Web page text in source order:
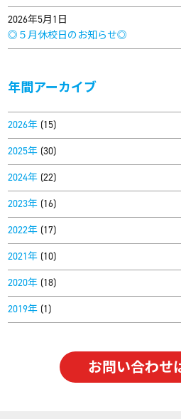
2026年5月1日
◎５月休校日のお知らせ◎
年間アーカイブ
2026年 (15)
2025年 (30)
2024年 (22)
2023年 (16)
2022年 (17)
2021年 (10)
2020年 (18)
2019年 (1)
お問い合わせ